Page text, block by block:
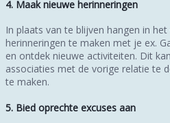
4. Maak nieuwe herinneringen
In plaats van te blijven hangen in
herinneringen te maken met je ex.
en ontdek nieuwe activiteiten. Dit
associaties met de vorige relatie te
te maken.
5. Bied oprechte excuses aan